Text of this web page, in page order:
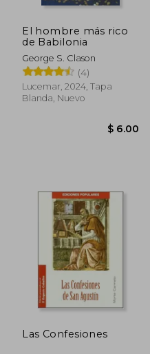
$ 38.60
El hombre más rico
de Babilonia
George S. Clason
(4)
Lucemar, 2024, Tapa
Blanda, Nuevo
Las Confesiones